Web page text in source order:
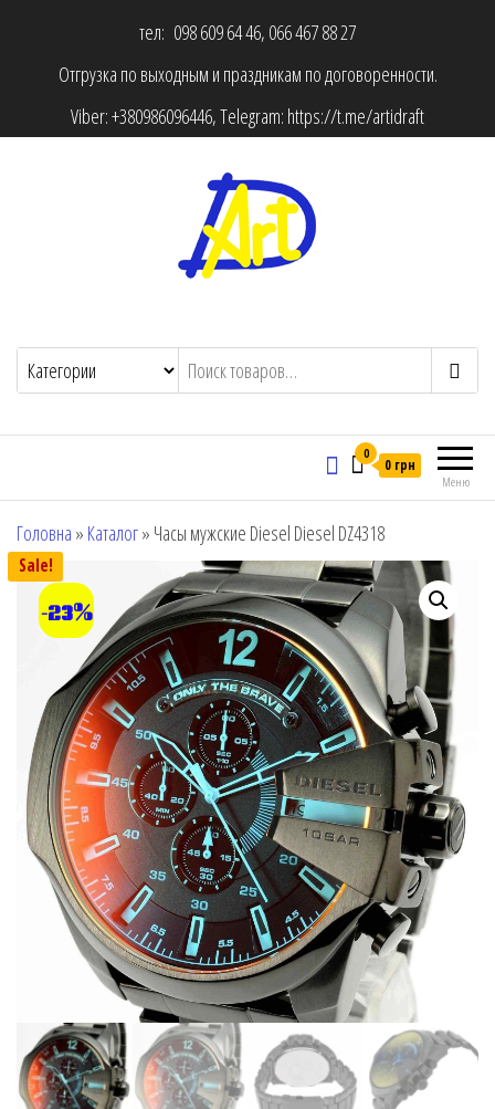
тел: 098 609 64 46, 066 467 88 27
Отгрузка по выходным и праздникам по договоренности.
Viber:+380986096446, Telegram: https://t.me/artidraft
Меню
0
0 грн
Головна » Каталог» Часы мужские Diesel Diesel DZ4318
Sale!
-23%